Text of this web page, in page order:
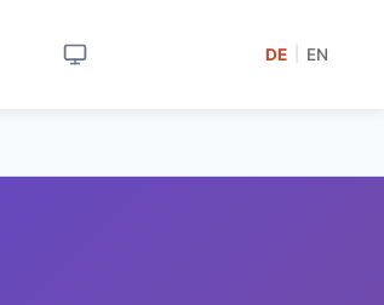
DE EN